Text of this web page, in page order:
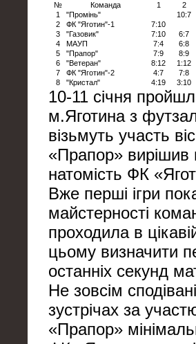
№ Команда 1 2
1
"Промінь" 10:7
2
ФК "Яготин"-1 7:10
3
"Газовик" 7:10 6:7
4
МАУП 7:4 6:8
5
"Прапор" 7:9 8:9
6
"Ветеран" 8:12 1:12
7
ФК "Яготин"-2 4:7 7:8
8
"Кристал" 4:19 3:10
10-11 січня
м.Яготина з
візьмуть участь
«Прапор» вирішив
натомість ФК
Вже перші ігри
майстерності
проходила в
цьому визначити
останніх секунд
Не зовсім
зустрічах за
«Прапор»